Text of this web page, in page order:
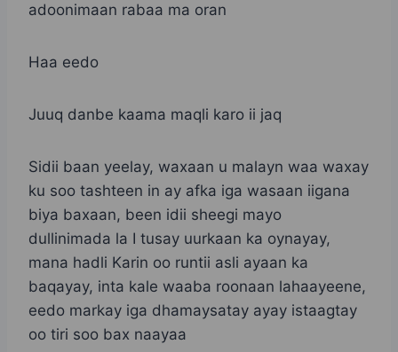
adoonimaan rabaa ma oran
Haa eedo
Juuq danbe kaama maqli karo ii jaq
Sidii baan yeelay, waxaan u malayn waa waxay
ku soo tashteen in ay afka iga wasaan iigana
biya baxaan, been idii sheegi mayo
dullinimada la I tusay uurkaan ka oynayay,
mana hadli Karin oo runtii asli ayaan ka
baqayay, inta kale waaba roonaan lahaayeene,
eedo markay iga dhamaysatay ayay istaagtay
oo tiri soo bax naayaa